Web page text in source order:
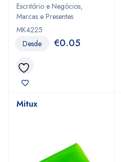
Escritório e Negócios,
Marcas e Presentes
MK4225
Desde €0.05
Mitux